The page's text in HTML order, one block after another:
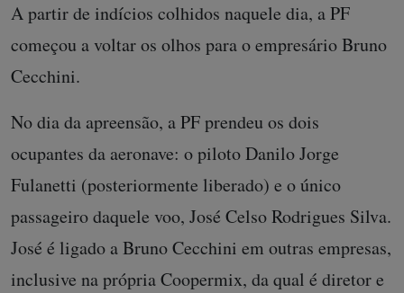
A partir de indícios colhidos naquele dia, a PF
começou a voltar os olhos para o empresário Bruno
Cecchini.
No dia da apreensão, a PF prendeu os dois
ocupantes da aeronave: o piloto Danilo Jorge
Fulanetti (posteriormente liberado) e o único
passageiro daquele voo, José Celso Rodrigues Silva.
José é ligado a Bruno Cecchini em outras empresas,
inclusive na própria Coopermix, da qual é diretor e